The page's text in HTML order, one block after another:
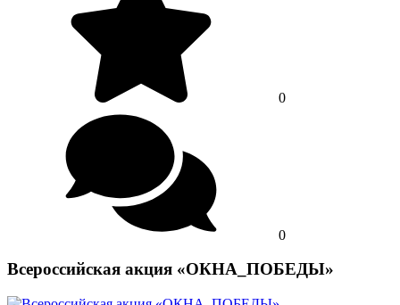
0
0
Всероссийская акция «ОКНА_ПОБЕДЫ»